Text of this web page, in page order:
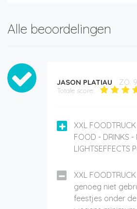
Alle beoordelingen
JASON PLATIAU ZO.
Totale score:
XXL
FOOD - DRINKS -
LIGHTSEFFECTS
XXL
genoeg niet
feestjes onder